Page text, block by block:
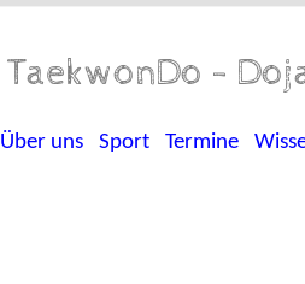
TaekwonDo -
Über uns Sport Termine